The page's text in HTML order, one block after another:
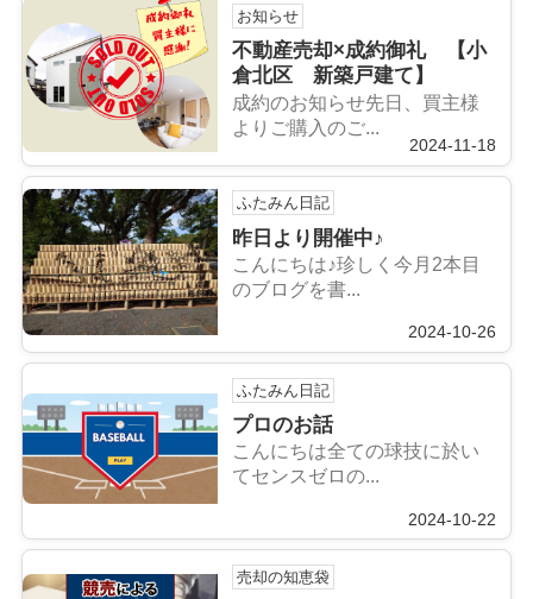
お知らせ
不動産売却×成約御礼 【小
倉北区 新築戸建て】
成約のお知らせ先日、買主様
よりご購入のご...
2024-11-18
ふたみん日記
昨日より開催中♪
こんにちは♪珍しく今月2本目
のブログを書...
2024-10-26
ふたみん日記
プロのお話
こんにちは全ての球技に於い
てセンスゼロの...
2024-10-22
売却の知恵袋